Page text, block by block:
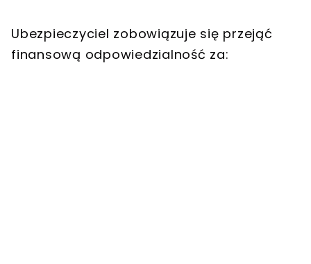
Ubezpieczyciel zobowiązuje się przejąć
finansową odpowiedzialność za: